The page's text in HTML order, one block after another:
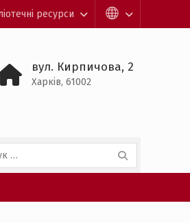
ресурси
вул. Кирпичова, 2
Харків, 61002